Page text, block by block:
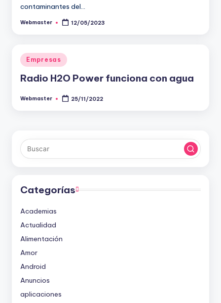
contaminantes del…
Publicado
Webmaster 12/05/2023
Publicado
en
Empresas
Radio H2O Power funciona con agua
Publicado
Webmaster 25/11/2022
Categorías
Academias
Actualidad
Alimentación
Amor
Android
Anuncios
aplicaciones